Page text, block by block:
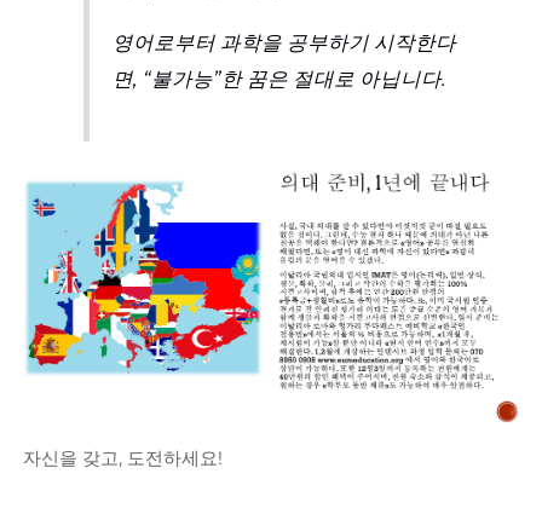
영어로부터 과학을 공부하기 시작한다
면, “불가능”한 꿈은 절대로 아닙니다.
자신을 갖고, 도전하세요!